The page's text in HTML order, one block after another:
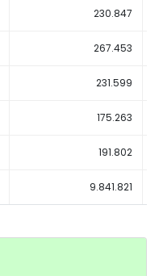
230.847
267.453
231.599
175.263
191.802
9.841.821